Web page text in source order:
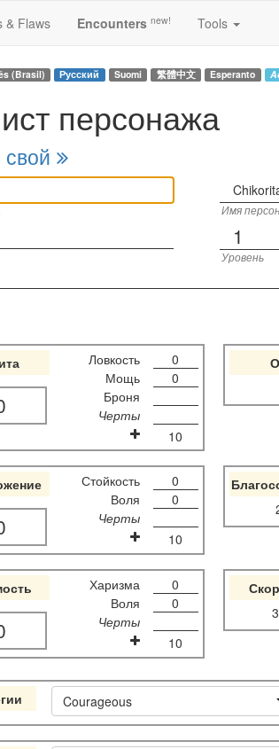
& Flaws Encounters new! Tools
(Brasil) Русский Suomi 繁體中文 Esperanto
персонажа
Имя
1
Уровень
Ловкость
0
Мощь
0
Броня
Черты
10
Стойкость
0
Воля
0
Черты
10
Харизма
0
Воля
0
Черты
10
Courageous